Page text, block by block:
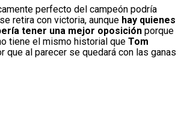
perfecto del campeón podría
retira con victoria, aunque hay quienes
tener una mejor oposición porque
tiene el mismo historial que Tom
que al parecer se quedará con las ganas